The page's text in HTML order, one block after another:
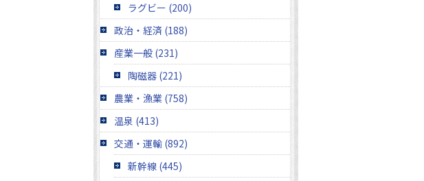
ラグビー (200)
政治・経済 (188)
産業一般 (231)
陶磁器 (221)
農業・漁業 (758)
温泉 (413)
交通・運輸 (892)
新幹線 (445)